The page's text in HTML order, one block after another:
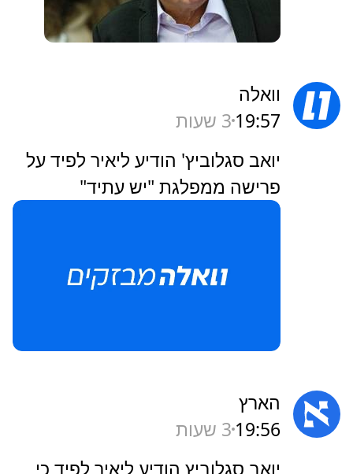
וואלה
19:57 3 שעות
יואב סגלוביץ' הודיע ליאיר לפיד על
פרישה ממפלגת "יש עתיד"
הארץ
19:56 3 שעות
‏יואב סגלוביץ הודיע ליאיר לפיד כי